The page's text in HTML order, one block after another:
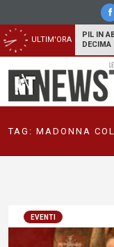
ULTIM'ORA
PIL IN
DECIMA
TAG: MADONNA
EVENTI